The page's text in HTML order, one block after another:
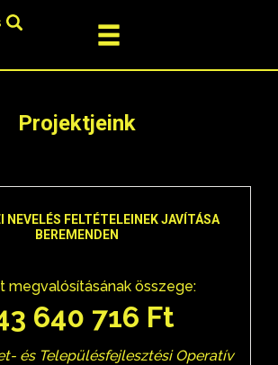
Projektjeink
NEVELÉS FELTÉTELEINEK JAVÍTÁSA
BEREMENDEN
megvalósításának összege:
640 716 Ft
és Településfejlesztési Operatív